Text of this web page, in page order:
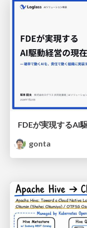
FDEが実現するAI
gonta